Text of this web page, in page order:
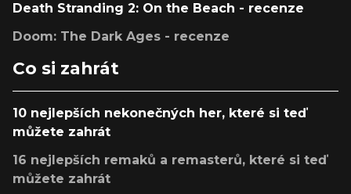
Death Stranding 2: On the Beach - recenze
Doom: The Dark Ages - recenze
Co si zahrát
10 nejlepších nekonečných her, které si teď
můžete zahrát
16 nejlepších remaků a remasterů, které si teď
můžete zahrát